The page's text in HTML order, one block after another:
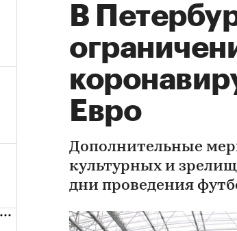
В
Евро
Дополнительные
культурных и
дни проведения